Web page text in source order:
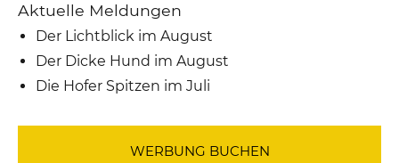
Aktuelle Meldungen
Der Lichtblick im August
Der Dicke Hund im August
Die Hofer Spitzen im Juli
WERBUNG BUCHEN